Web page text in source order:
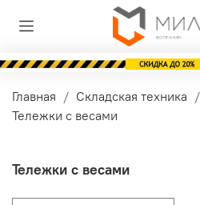
Главная Складская техника
Тележки с весами
Тележки с весами